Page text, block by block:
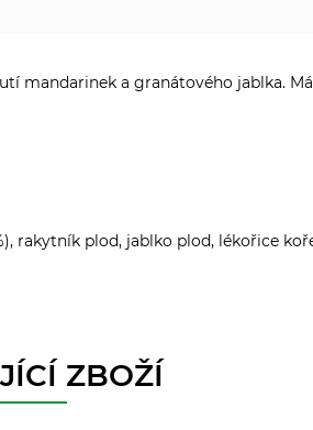
mandarinek a granátového jablka.
rakytník plod, jablko plod, lékořice
ZBOŽÍ